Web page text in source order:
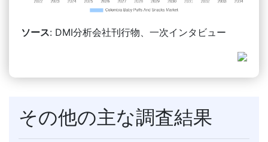
ソース: DMI分析会社刊行物、一次インタビュー
その他の主な調査結果